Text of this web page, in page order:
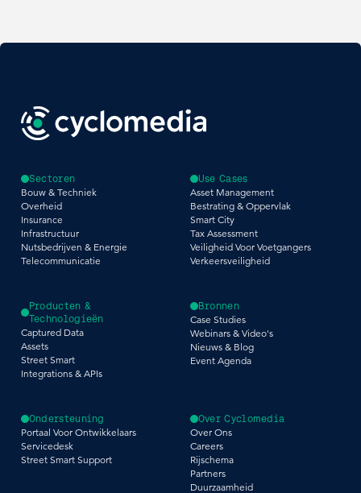
Sectoren
Bouw & Techniek
Overheid
Insurance
Infrastructuur
Nutsbedrijven & Energie
Telecommunicatie
Use Cases
Asset Management
Bestrating & Oppervlak
Smart City
Tax Assessment
Veiligheid Voor Voetgangers
Verkeersveiligheid
Producten &
Technologieën
Captured Data
Assets
Street Smart
Integrations & APIs
Bronnen
Case Studies
Webinars & Video's
Nieuws & Blog
Event Agenda
Ondersteuning
Portaal Voor Ontwikkelaars
Servicedesk
Street Smart Support
Over Cyclomedia
Over Ons
Careers
Rijschema
Partners
Duurzaamheid